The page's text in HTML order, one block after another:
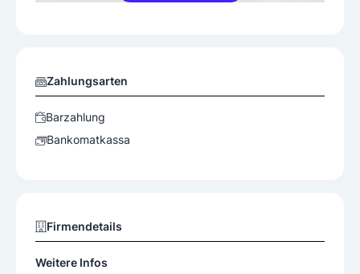
Zahlungsarten
Barzahlung
Bankomatkassa
Firmendetails
Weitere Infos